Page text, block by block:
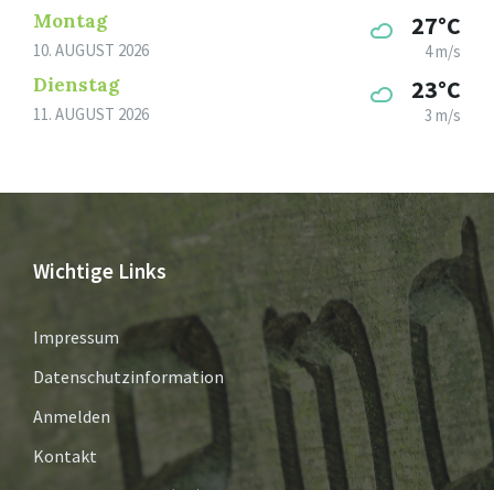
Montag
10. AUGUST 2026
27°C
4 m/s
Dienstag
11. AUGUST 2026
23°C
3 m/s
Wichtige Links
Impressum
Datenschutzinformation
Anmelden
Kontakt